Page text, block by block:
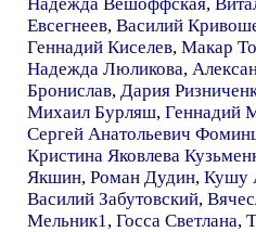
Евсегнеев, Василий
Геннадий Киселев, Макар
Надежда Люликова,
Бронислав, Дария
Михаил Бурляш, Геннадий
Сергей Анатольевич
Кристина Яковлева
Якшин, Роман Дудин, Кушу
Василий Забутовский,
Мельник1, Госса Светлана,